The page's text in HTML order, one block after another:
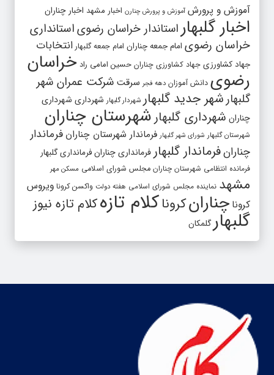
آموزش و پرورش آموزش و پرورش چنارن اخبار مشهد اخبار چناران
اخبار گلبهار استاندار خراسان رضویاستانداری
خراسان رضوی امام جمعه چناران امام جمعه گلبهار انتخابات
جهاد کشاورزی جهاد کشاورزی چناران حسین امامی راد خراسان
رضوی دانش آموزان دهه فجر سرقت شرکت عمران شهر
گلبهارشهر جدید گلبهار شهردار گلبهار شهرداری شهرداری
چناران شهرداری گلبهار شهرستان چناران
شهرستان گلبهار شورای شهر گلبهار فرماندار شهرستان چناران فرماندار
چنارانفرماندار گلبهار فرمانداری چنارانفرمانداری گلبهار
فرمانده انتظامی شهرستان چناران مجلس شورای اسلامی مسکن مهر
مشهد نماینده مجلس شورای اسلامی هفته دولت واکسن کرونا ویروس
کرونا چنارانکروناکلام تازهکلام تازه نیوز
گلبهارگلمکان